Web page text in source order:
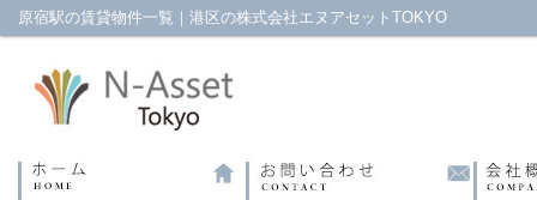
原宿駅の賃貸物件一覧｜港区の株式会社エヌアセットTOKYO